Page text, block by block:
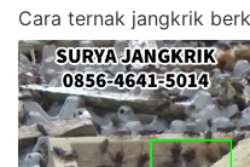
Cara ternak jangkrik